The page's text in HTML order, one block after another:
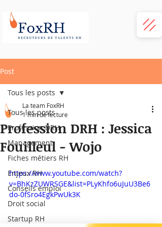
Post
Tous les posts
Profession DRH
Management
Fiches métiers RH
Enjeux RH
Conseils emploi
Droit social
Startup RH
Tous les posts
Profession DRH : Jessica
Fouilleul - Wojo
La team FoxRH
1 min de lecture
https://www.youtube.com/watch?
v=BhKzZUWRSGE&list=PLyKhfo6uJuU3Be6
do-0fSro4EgkPwUk3K